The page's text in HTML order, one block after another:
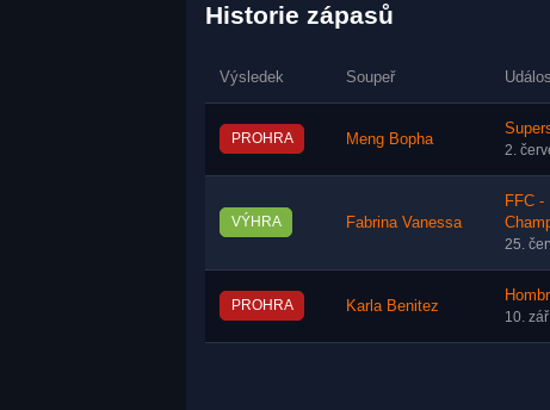
Historie zápasů
Výsledek Soupeř
PROHRA Meng Bopha
2.
VÝHRA Fabrina Vanessa
FFC -
25.
PROHRA Karla Benitez
10.